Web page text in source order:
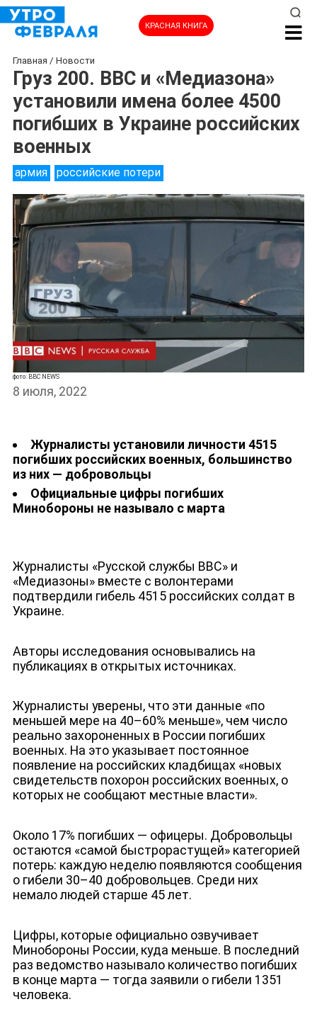
КРАСНАЯ КНИГА
НОВОСТИ
ДЕПУТАТЫ К СЪЕЗДУ
Главная / Новости
Груз 200. BBC и «Медиазона»
установили имена более 4500
погибших в Украине российских
военных
армия российские потери
фото: BBC NEWS
8 июля, 2022
Журналисты установили личности 4515
погибших российских военных, большинство
из них — добровольцы
Официальные цифры погибших
Минобороны не называло с марта
Журналисты «Русской службы BBC» и
«Медиазоны» вместе с волонтерами
подтвердили гибель 4515 российских солдат в
Украине.
Авторы исследования основывались на
публикациях в открытых источниках.
Журналисты уверены, что эти данные «по
меньшей мере на 40–60% меньше», чем число
реально захороненных в России погибших
военных. На это указывает постоянное
появление на российских кладбищах «новых
свидетельств похорон российских военных, о
которых не сообщают местные власти».
Около 17% погибших — офицеры. Добровольцы
остаются «самой быстрорастущей» категорией
потерь: каждую неделю появляются сообщения
о гибели 30–40 добровольцев. Среди них
немало людей старше 45 лет.
Цифры, которые официально озвучивает
Минобороны России, куда меньше. В последний
раз ведомство называло количество погибших
в конце марта — тогда заявили о гибели 1351
человека.